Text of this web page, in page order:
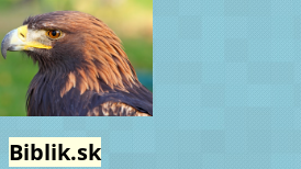
Biblik.sk